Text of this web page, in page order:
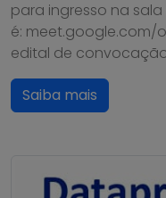
para ingresso na
é: meet.google.com/
edital de
Saiba mais